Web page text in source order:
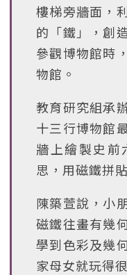
樓梯旁牆面，
的「鐵」，創
參觀博物館時
物館。
教育研究組承
十三行博物館
牆上繪製史前
思，用磁鐵拼
陳築萱說，小
磁鐵往畫有幾
學到色彩及幾
家母女就玩得